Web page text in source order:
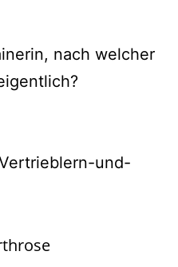
nach welcher